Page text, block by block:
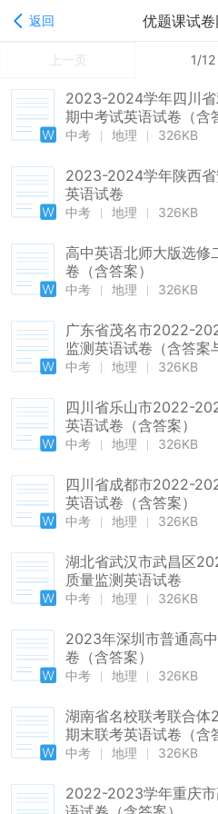
返回 优题课试
上一页 1/12
2023-2024学年四川省
期中考试英语试卷（含
中考 地理 326KB
2023-2024学年陕西
英语试卷
中考 地理 326KB
高中英语北师大版选
卷（含答案）
中考 地理 326KB
广东省茂名市2022-
监测英语试卷（含答案
中考 地理 326KB
四川省乐山市2022-
英语试卷（含答案）
中考 地理 326KB
四川省成都市2022-
英语试卷（含答案）
中考 地理 326KB
湖北省武汉市武昌区
质量监测英语试卷
中考 地理 326KB
2023年深圳市普通高
卷（含答案）
中考 地理 326KB
湖南省名校联考联合体
期末联考英语试卷（含
中考 地理 326KB
2022-2023学年重庆